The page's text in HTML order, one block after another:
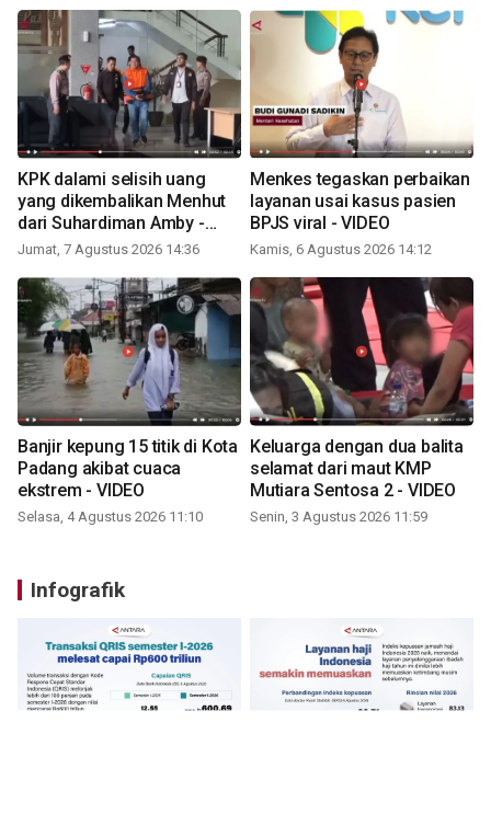
KPK dalami selisih uang
yang dikembalikan Menhut
dari Suhardiman Amby -
VIDEO
Jumat, 7 Agustus 2026 14:36
Menkes tegaskan perbaikan
layanan usai kasus pasien
BPJS viral - VIDEO
Kamis, 6 Agustus 2026 14:12
Banjir kepung 15 titik di Kota
Padang akibat cuaca
ekstrem - VIDEO
Selasa, 4 Agustus 2026 11:10
Keluarga dengan dua balita
selamat dari maut KMP
Mutiara Sentosa 2 - VIDEO
Senin, 3 Agustus 2026 11:59
Infografik